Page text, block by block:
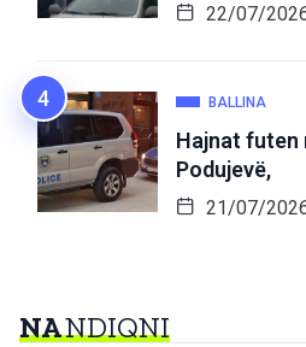
22/07/
BALLINA
Hajnat futen
Podujevë,
21/07/
NANDIQNI